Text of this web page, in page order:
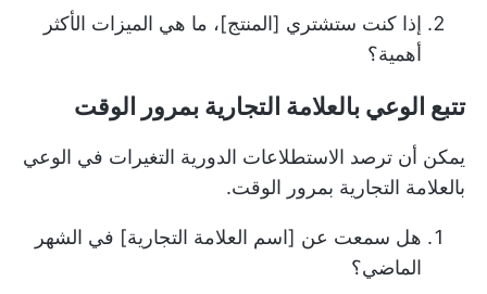
إذا كنت ستشتري [المنتج]، ما هي الميزات الأكثر
أهمية؟
تتبع الوعي بالعلامة التجارية بمرور الوقت
يمكن أن ترصد الاستطلاعات الدورية التغيرات في الوعي
بالعلامة التجارية بمرور الوقت.
هل سمعت عن [اسم العلامة التجارية] في الشهر
الماضي؟